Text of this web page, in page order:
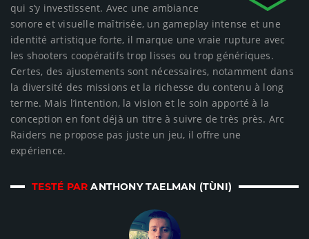
qui s’y investissent. Avec une ambiance
sonore et visuelle maîtrisée, un gameplay intense et une
identité artistique forte, il marque une vraie rupture avec
les shooters coopératifs trop lisses ou trop génériques.
Certes, des ajustements sont nécessaires, notamment dans
la diversité des missions et la richesse du contenu à long
terme. Mais l’intention, la vision et le soin apporté à la
conception en font déjà un titre à suivre de très près. Arc
Raiders ne propose pas juste un jeu, il offre une
expérience.
TESTÉ PARANTHONY TAELMAN (TÙNI)